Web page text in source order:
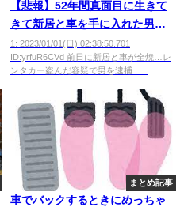
【悲報】52年間真面目に生きて
きて新居と車を手に入れた男の
末路……
1: 2023/01/01(日) 02:38:50.701
ID:yrfuR6CVd 前日に新居と車が全焼…レ
ンタカー盗んだ容疑で男を逮捕 ...
まとめ記事
車でバックするときにめっちゃ